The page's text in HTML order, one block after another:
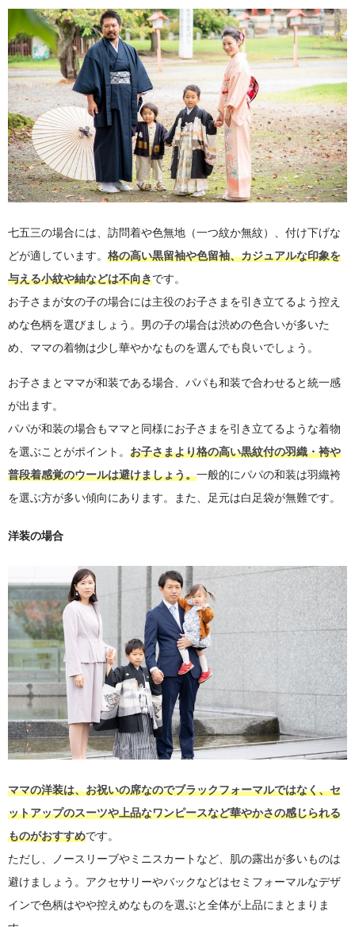
七五三の場合には、訪問着や色無地（一つ紋か無紋）、付け下げな
どが適しています。 格の高い黒留袖や色留袖、カジュアルな印象を
与える小紋や紬などは不向きです。
お子さまが女の子の場合には主役のお子さまを引き立てるよう控え
めな色柄を選びましょう。男の子の場合は渋めの色合いが多いた
め、ママの着物は少し華やかなものを選んでも良いでしょう。
お子さまとママが和装である場合、パパも和装で合わせると統一感
が出ます。
パパが和装の場合もママと同様にお子さまを引き立てるような着物
を選ぶことがポイント。 お子さまより格の高い黒紋付の羽織・袴や
普段着感覚のウールは避けましょう。一般的にパパの和装は羽織袴
を選ぶ方が多い傾向にあります。また、足元は白足袋が無難です。
洋装の場合
ママの洋装は、お祝いの席なのでブラックフォーマルではなく、セ
ットアップのスーツや上品なワンピースなど華やかさの感じられる
ものがおすすめです。
ただし、ノースリーブやミニスカートなど、肌の露出が多いものは
避けましょう。アクセサリーやバックなどはセミフォーマルなデザ
インで色柄はやや控えめなものを選ぶと全体が上品にまとまりま